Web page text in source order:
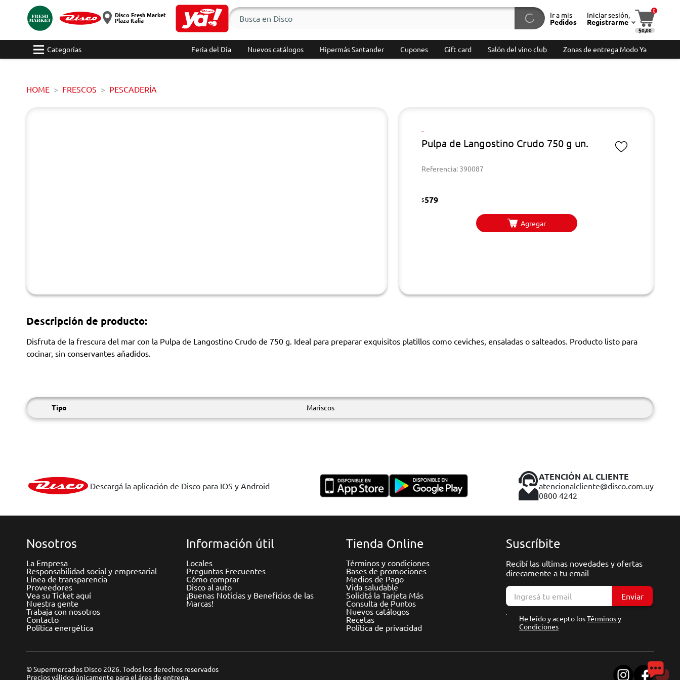
Disco Fresh Market
Plaza Italia
Ir a mis
Pedidos
Iniciar sesión,
Registrarme
0
$0,00
Categorías Feria del Día Nuevos catálogos Hipermás Santander Cupones Gift card Salón del vino club Zonas de entrega Modo Ya
HOME FRESCOS PESCADERÍA
-
Pulpa de Langostino Crudo 750 g un.
Referencia: 390087
$579
Agregar
Descripción de producto:
Disfruta de la frescura del mar con la Pulpa de Langostino Crudo de 750 g. Ideal para preparar exquisitos platillos como ceviches, ensaladas o salteados. Producto listo para
cocinar, sin conservantes añadidos.
Tipo Mariscos
Descargá la aplicación de Disco para IOS y Android
ATENCIÓN AL CLIENTE
atencionalcliente@disco.com.uy
0800 4242
Nosotros
La Empresa
Responsabilidad social y empresarial
Línea de transparencia
Proveedores
Vea su Ticket aquí
Nuestra gente
Trabaja con nosotros
Contacto
Política energética
Información útil
Locales
Preguntas Frecuentes
Cómo comprar
Disco al auto
¡Buenas Noticias y Beneficios de las
Marcas!
Tienda Online
Términos y condiciones
Bases de promociones
Medios de Pago
Vida saludable
Solicitá la Tarjeta Más
Consulta de Puntos
Nuevos catálogos
Recetas
Política de privacidad
Suscríbite
Recibí las ultimas novedades y ofertas
direcamente a tu email
Enviar
He leído y acepto losTérminos y
Condiciones
© Supermercados Disco 2026. Todos los derechos reservados
Precios válidos únicamente para el área de entrega.